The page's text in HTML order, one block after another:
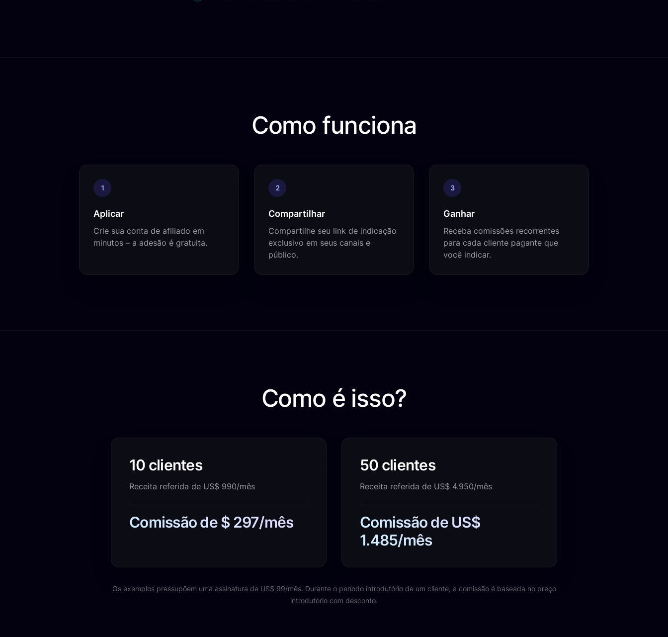
Como funciona
1
Aplicar
Crie sua conta de afiliado em
minutos – a adesão é gratuita.
2
Compartilhar
Compartilhe seu link de indicação
exclusivo em seus canais e
público.
3
Ganhar
Receba comissões recorrentes
para cada cliente pagante que
você indicar.
Como é isso?
10 clientes
Receita referida de US$ 990/mês
Comissão de $ 297/mês
50 clientes
Receita referida de US$ 4.950/mês
Comissão de US$
1.485/mês
Os exemplos pressupõem uma assinatura de US$ 99/mês. Durante o período introdutório de um cliente, a comissão é baseada no preço
introdutório com desconto.